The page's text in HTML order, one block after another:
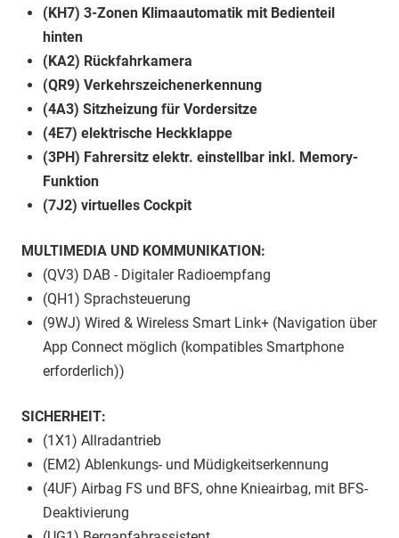
(KH7) 3-Zonen Klimaautomatik mit Bedienteil
hinten
(KA2) Rückfahrkamera
(QR9) Verkehrszeichenerkennung
(4A3) Sitzheizung für Vordersitze
(4E7) elektrische Heckklappe
(3PH) Fahrersitz elektr. einstellbar inkl. Memory-
Funktion
(7J2) virtuelles Cockpit
MULTIMEDIA UND KOMMUNIKATION:
(QV3) DAB - Digitaler Radioempfang
(QH1) Sprachsteuerung
(9WJ) Wired & Wireless Smart Link+ (Navigation über
App Connect möglich (kompatibles Smartphone
erforderlich))
SICHERHEIT:
(1X1) Allradantrieb
(EM2) Ablenkungs- und Müdigkeitserkennung
(4UF) Airbag FS und BFS, ohne Knieairbag, mit BFS-
Deaktivierung